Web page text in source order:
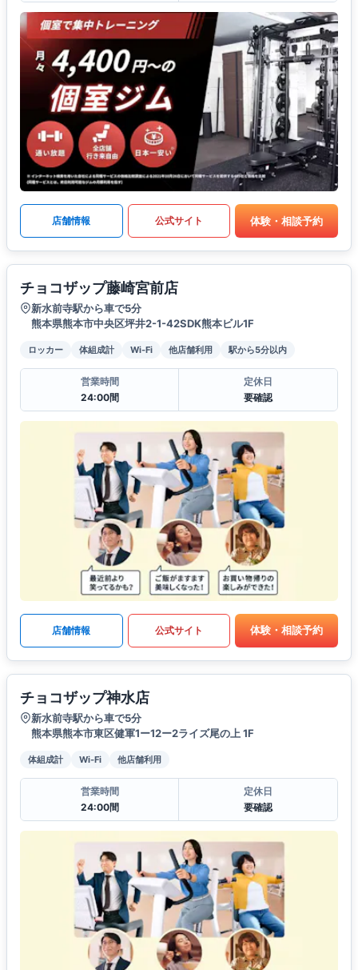
店舗情報 公式サイト 体験・相談予約
チョコザップ藤崎宮前店
新水前寺駅から車で5分
熊本県熊本市中央区坪井2-1-42SDK熊本ビル1F
ロッカー 体組成計 Wi-Fi 他店舗利用 駅から5分以内
営業時間
24:00間
定休日
要確認
店舗情報 公式サイト 体験・相談予約
チョコザップ神水店
新水前寺駅から車で5分
熊本県熊本市東区健軍1ー12ー2ライズ尾の上 1F
体組成計 Wi-Fi 他店舗利用
営業時間
24:00間
定休日
要確認